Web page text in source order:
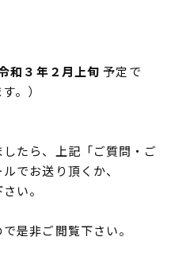
和３年２月上旬予定で
。）
たら、上記「ご質問・ご
でお送り頂くか、
い。
是非ご閲覧下さい。